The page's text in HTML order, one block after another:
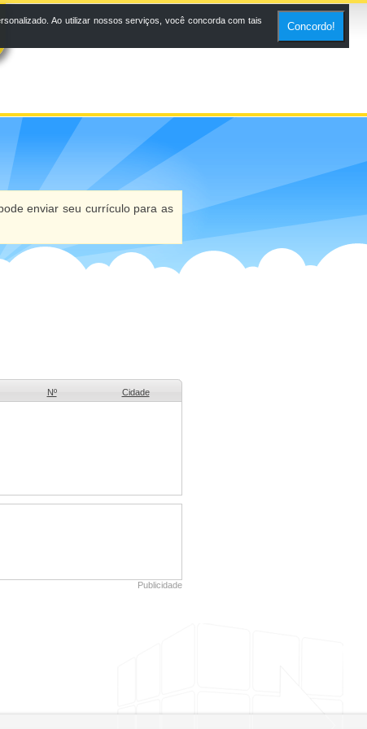
enviar seu currículo para as
Nº Cidade
Publicidade
Ao utilizar nossos serviços, você concorda com tais
Concordo!